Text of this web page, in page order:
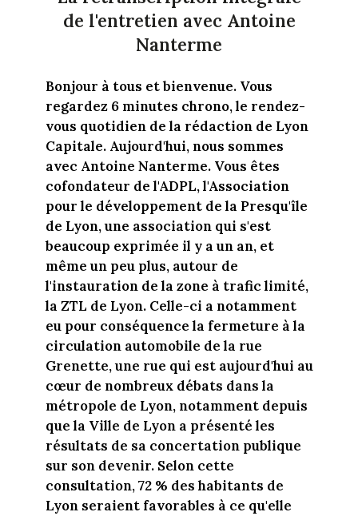
de l'entretien avec Antoine
Nanterme
Bonjour à tous et bienvenue. Vous
regardez 6 minutes chrono, le rendez-
vous quotidien de la rédaction de Lyon
Capitale. Aujourd'hui, nous sommes
avec Antoine Nanterme. Vous êtes
cofondateur de l'ADPL, l'Association
pour le développement de la Presqu'île
de Lyon, une association qui s'est
beaucoup exprimée il y a un an, et
même un peu plus, autour de
l'instauration de la zone à trafic limité,
la ZTL de Lyon. Celle-ci a notamment
eu pour conséquence la fermeture à la
circulation automobile de la rue
Grenette, une rue qui est aujourd'hui au
cœur de nombreux débats dans la
métropole de Lyon, notamment depuis
que la Ville de Lyon a présenté les
résultats de sa concertation publique
sur son devenir. Selon cette
consultation, 72 % des habitants de
Lyon seraient favorables à ce qu'elle